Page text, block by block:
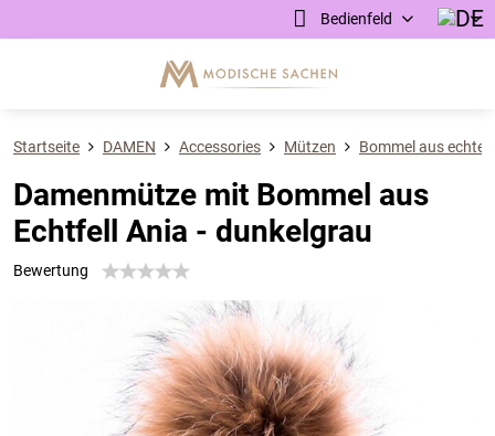
Bedienfeld
Startseite DAMEN Accessories Mützen Bommel aus
Damenmütze mit Bommel aus
Echtfell Ania - dunkelgrau
Bewertung